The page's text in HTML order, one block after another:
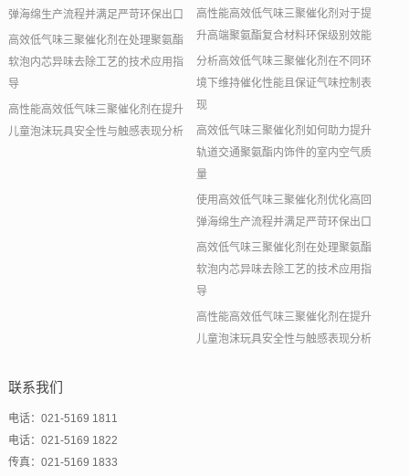
弹海绵生产流程并满足严苛环保出口
高效低气味三聚催化剂在处理聚氨酯
软泡内芯异味去除工艺的技术应用指
导
高性能高效低气味三聚催化剂在提升
儿童泡沫玩具安全性与触感表现分析
高性能高效低气味三聚催化剂对于提
升高端聚氨酯复合材料环保级别效能
分析高效低气味三聚催化剂在不同环
境下维持催化性能且保证气味控制表
现
高效低气味三聚催化剂如何助力提升
轨道交通聚氨酯内饰件的室内空气质
量
使用高效低气味三聚催化剂优化高回
弹海绵生产流程并满足严苛环保出口
高效低气味三聚催化剂在处理聚氨酯
软泡内芯异味去除工艺的技术应用指
导
高性能高效低气味三聚催化剂在提升
儿童泡沫玩具安全性与触感表现分析
联系我们
电话：021-5169 1811
电话：021-5169 1822
传真：021-5169 1833